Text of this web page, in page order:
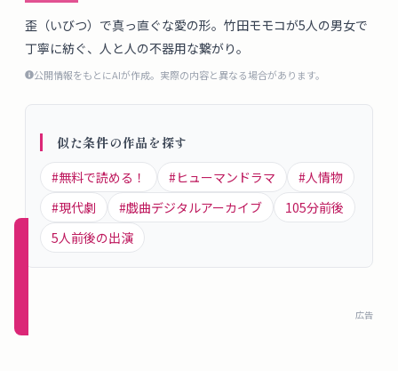
概
要
新規
登録
歪（いびつ）で真っ直ぐな愛の形。竹田モモコが5人の男女で
丁寧に紡ぐ、人と人の不器用な繋がり。
公開情報をもとにAIが作成。実際の内容と異なる場合があります。
似た条件の作品を探す
#無料で読める！ #ヒューマンドラマ #人情物
#現代劇 #戯曲デジタルアーカイブ 105分前後
5人前後の出演
広告